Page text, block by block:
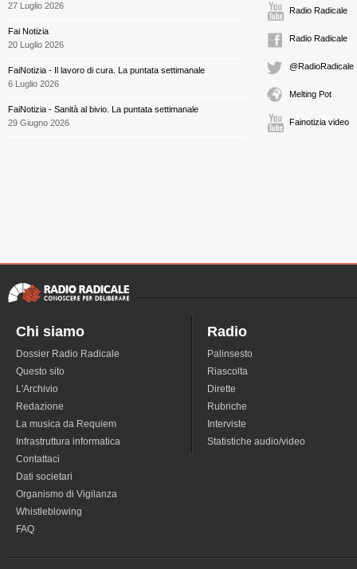
27 Luglio 2026
Fai Notizia
20 Luglio 2026
FaiNotizia - Il lavoro di cura. La puntata settimanale
6 Luglio 2026
FaiNotizia - Sanità al bivio. La puntata settimanale
29 Giugno 2026
Radio Radicale
Radio Radicale
@RadioRadicale
Melting Pot
Fainotizia video
Chi siamo
Dossier Radio Radicale
Questo sito
L'Archivio
Redazione
La musica da Requiem
Infrastruttura informatica
Contattaci
Dati societari
Organismo di Vigilanza
Whistleblowing
FAQ
Radio
Palinsesto
Riascolta
Dirette
Rubriche
Interviste
Statistiche audio/video